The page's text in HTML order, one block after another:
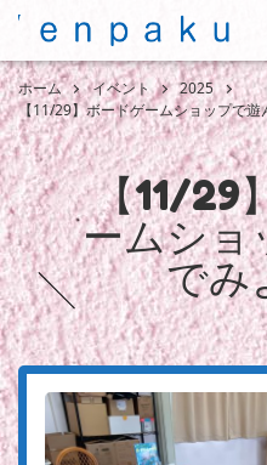
ホーム イベント
2025
【11/29】ボードゲームショップで遊
【11/29
ームショ
でみ